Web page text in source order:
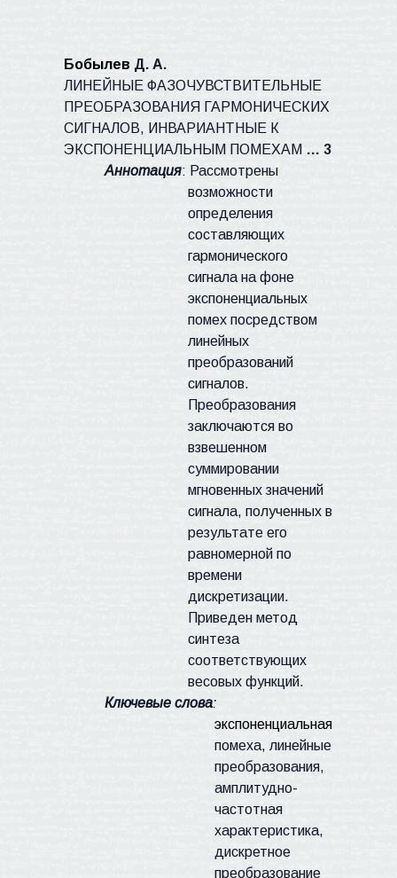
Бобылев Д. А.
ЛИНЕЙНЫЕ ФАЗОЧУВСТВИТЕЛЬНЫЕ
ПРЕОБРАЗОВАНИЯ ГАРМОНИЧЕСКИХ
СИГНАЛОВ, ИНВАРИАНТНЫЕ К
ЭКСПОНЕНЦИАЛЬНЫМ ПОМЕХАМ … 3
Аннотация: Рассмотрены
возможности
определения
составляющих
гармонического
сигнала на фоне
экспоненциальных
помех посредством
линейных
преобразований
сигналов.
Преобразования
заключаются во
взвешенном
суммировании
мгновенных значений
сигнала, полученных в
результате его
равномерной по
времени
дискретизации.
Приведен метод
синтеза
соответствующих
весовых функций.
Ключевые слова:
экспоненциальная
помеха, линейные
преобразования,
амплитудно-
частотная
характеристика,
дискретное
преобразование